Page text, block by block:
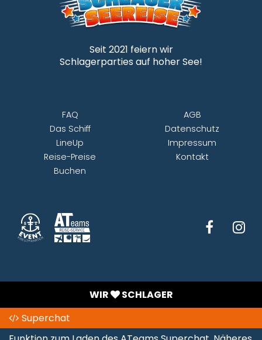
FAQ
Das Schiff
LineUp
Reise-Preise
Buchen
AGB
Datenschutz
Impressum
Kontakt
Seit 2021 feiern wir
Schlagerparties auf hoher See!
WIR
SCHLAGER
Superchat